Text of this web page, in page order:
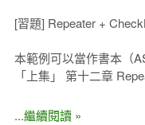
[習題] Repeater +
本範例可以當作書本（
「上集」 第十二章
...繼續閱讀 »